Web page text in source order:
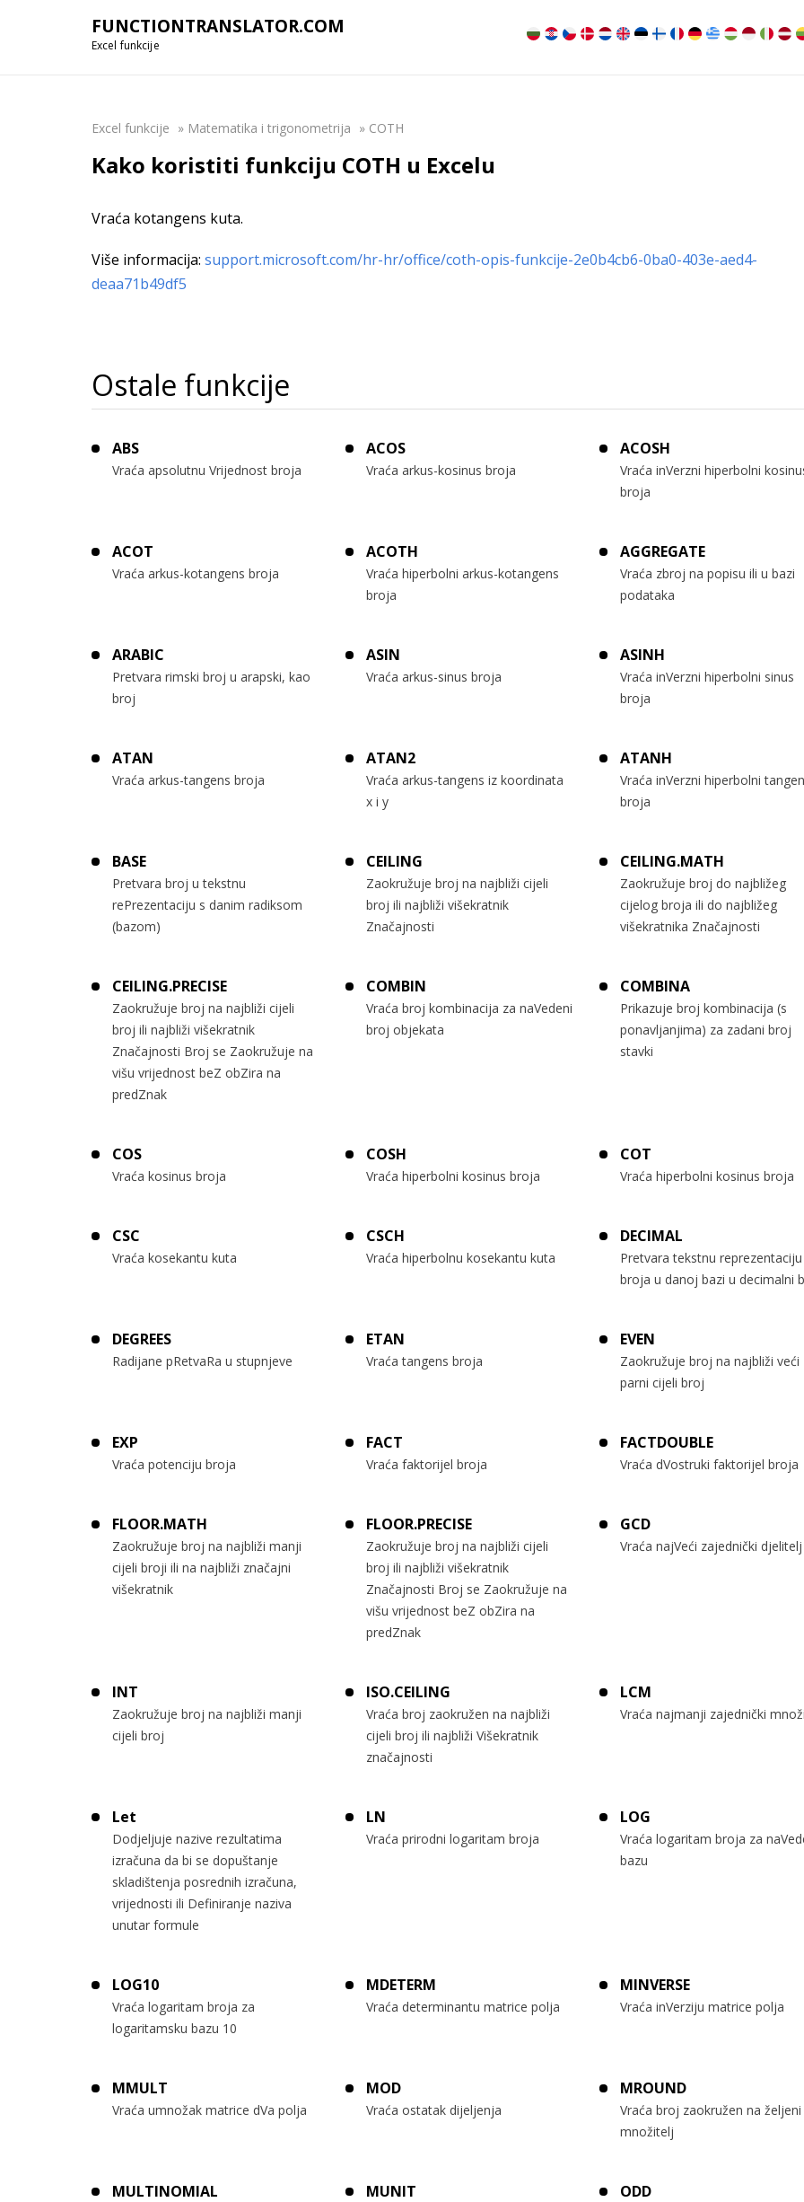
FUNCTIONTRANSLATOR.COM
Excel funkcije
Excel funkcije » Matematika i trigonometrija » COTH
Kako koristiti funkciju COTH u Excelu
Vraća kotangens kuta.
Više informacija: support.microsoft.com/hr-hr/office/coth-opis-funkcije-2e0b4cb6-0ba0-403e-aed4-
deaa71b49df5
Ostale funkcije
ABS
Vraća apsolutnu Vrijednost broja
ACOS
Vraća arkus-kosinus broja
ACOSH
Vraća inVerzni hiperbolni
broja
ACOT
Vraća arkus-kotangens broja
ACOTH
Vraća hiperbolni arkus-kotangens
broja
AGGREGATE
Vraća zbroj na popisu ili u bazi
podataka
ARABIC
Pretvara rimski broj u arapski, kao
broj
ASIN
Vraća arkus-sinus broja
ASINH
Vraća inVerzni hiperbolni sinus
broja
ATAN
Vraća arkus-tangens broja
ATAN2
Vraća arkus-tangens iz koordinata
x i y
ATANH
Vraća inVerzni hiperbolni
broja
BASE
Pretvara broj u tekstnu
rePrezentaciju s danim radiksom
(bazom)
CEILING
Zaokružuje broj na najbliži cijeli
broj ili najbliži višekratnik
Značajnosti
CEILING.MATH
Zaokružuje broj do najbližeg
cijelog broja ili do najbližeg
višekratnika Značajnosti
CEILING.PRECISE
Zaokružuje broj na najbliži cijeli
broj ili najbliži višekratnik
Značajnosti Broj se Zaokružuje na
višu vrijednost beZ obZira na
predZnak
COMBIN
Vraća broj kombinacija za naVedeni
broj objekata
COMBINA
Prikazuje broj kombinacija (s
ponavljanjima) za zadani broj
stavki
COS
Vraća kosinus broja
COSH
Vraća hiperbolni kosinus broja
COT
Vraća hiperbolni kosinus broja
CSC
Vraća kosekantu kuta
CSCH
Vraća hiperbolnu kosekantu kuta
DECIMAL
Pretvara tekstnu reprezentaciju
broja u danoj bazi u decimalni
DEGREES
Radijane pRetvaRa u stupnjeve
ETAN
Vraća tangens broja
EVEN
Zaokružuje broj na najbliži veći
parni cijeli broj
EXP
Vraća potenciju broja
FACT
Vraća faktorijel broja
FACTDOUBLE
Vraća dVostruki faktorijel broja
FLOOR.MATH
Zaokružuje broj na najbliži manji
cijeli broji ili na najbliži značajni
višekratnik
FLOOR.PRECISE
Zaokružuje broj na najbliži cijeli
broj ili najbliži višekratnik
Značajnosti Broj se Zaokružuje na
višu vrijednost beZ obZira na
predZnak
GCD
Vraća najVeći zajednički djelitelj
INT
Zaokružuje broj na najbliži manji
cijeli broj
ISO.CEILING
Vraća broj zaokružen na najbliži
cijeli broj ili najbliži Višekratnik
značajnosti
LCM
Vraća najmanji zajednički
Let
Dodjeljuje nazive rezultatima
izračuna da bi se dopuštanje
skladištenja posrednih izračuna,
vrijednosti ili Definiranje naziva
unutar formule
LN
Vraća prirodni logaritam broja
LOG
Vraća logaritam broja za
bazu
LOG10
Vraća logaritam broja za
logaritamsku bazu 10
MDETERM
Vraća determinantu matrice polja
MINVERSE
Vraća inVerziju matrice polja
MMULT
Vraća umnožak matrice dVa polja
MOD
Vraća ostatak dijeljenja
MROUND
Vraća broj zaokružen na željeni
množitelj
MULTINOMIAL MUNIT ODD